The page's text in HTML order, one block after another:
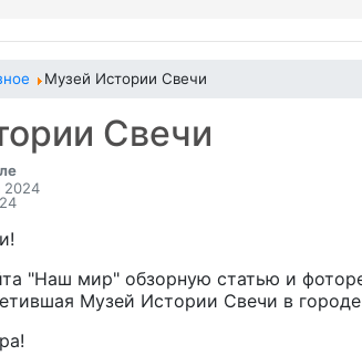
Музей Истории Свечи
Свечи
2024
"Наш мир" обзорную статью и
Музей Истории Свечи в